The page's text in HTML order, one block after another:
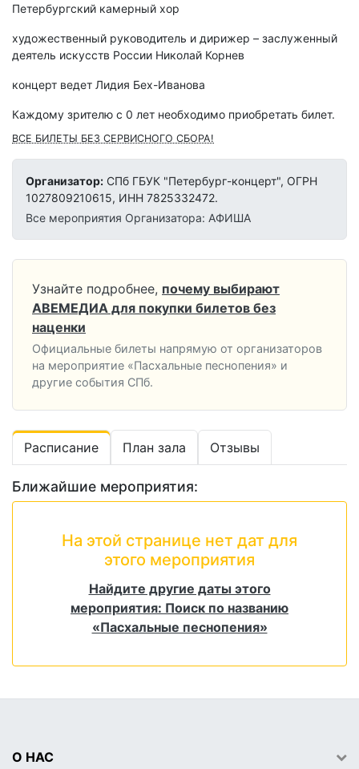
Петербургский камерный хор
художественный руководитель и дирижер – заслуженный
деятель искусств России Николай Корнев
концерт ведет Лидия Бех-Иванова
Каждому зрителю c 0 лет необходимо приобретать билет.
ВСЕ БИЛЕТЫ БЕЗ СЕРВИСНОГО СБОРА!
Организатор: СПб ГБУК "Петербург-концерт", ОГРН
1027809210615, ИНН 7825332472.
Все мероприятия Организатора: АФИША
Узнайте подробнее, почему выбирают
АВЕМЕДИА для покупки билетов без
наценки
Официальные билеты напрямую от организаторов
на мероприятие «Пасхальные песнопения» и
другие события СПб.
Расписание План зала Отзывы
Ближайшие мероприятия:
На этой странице нет дат для
этого мероприятия
Найдите другие даты этого
мероприятия: Поиск по названию
«Пасхальные песнопения»
О НАС